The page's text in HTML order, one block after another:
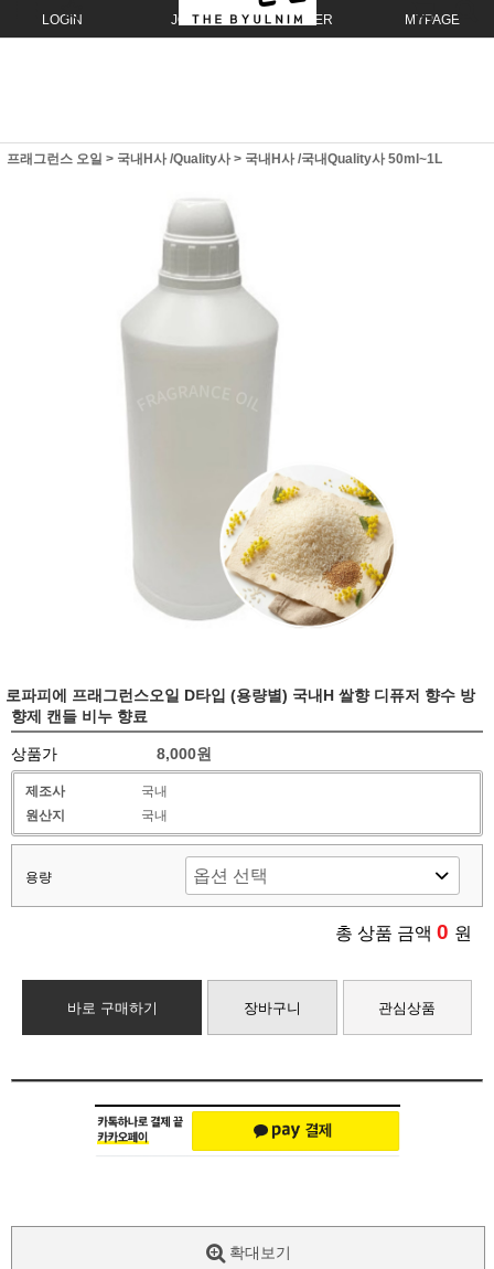
LOGIN JOIN ORDER MYPAGE
프래그런스 오일 > 국내H사 /Quality사> 국내H사 /국내Quality사 50ml~1L
로파피에 프래그런스오일 D타입 (용량별) 국내H 쌀향 디퓨저 향수 방
향제 캔들 비누 향료
상품가 8,000원
제조사
국내
원산지
국내
용량
총 상품 금액 0 원
바로 구매하기 장바구니 관심상품
확대보기